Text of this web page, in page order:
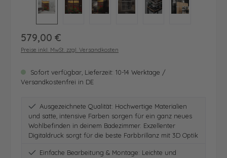
Regulärer Preis:
579,00 €
Preise inkl. MwSt. zzgl. Versandkosten
Sofort verfügbar, Lieferzeit: 10-14 Werktage /
Versandkostenfrei in DE
Ausgezeichnete Qualität: Hochwertige Materialien
und satte, intensive Farben sorgen für ein ganz neues
Wohlbefinden in deinem Badezimmer. Exzellenter
Digitaldruck sorgt für die beste Farbbrillanz mit 3D Optik
Einfache Bearbeitung & Montage: Leichte und